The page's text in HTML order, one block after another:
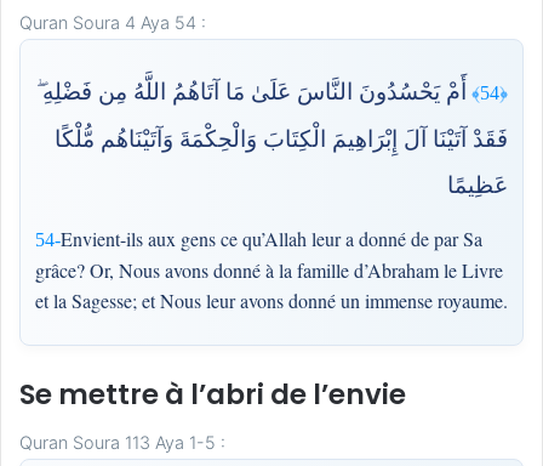
Quran Soura 4 Aya 54 :
﴿54﴾
أَمْ يَحْسُدُونَ النَّاسَ عَلَىٰ مَا آتَاهُمُ اللَّهُ مِن فَضْلِهِ ۖ
فَقَدْ آتَيْنَا آلَ إِبْرَاهِيمَ الْكِتَابَ وَالْحِكْمَةَ وَآتَيْنَاهُم مُّلْكًا
عَظِيمًا
54-Envient-ils aux gens ce qu’Allah leur a donné de par Sa
grâce? Or, Nous avons donné à la famille d’Abraham le Livre
et la Sagesse; et Nous leur avons donné un immense royaume.
Se mettre à l’abri de l’envie
Quran Soura 113 Aya 1-5 :